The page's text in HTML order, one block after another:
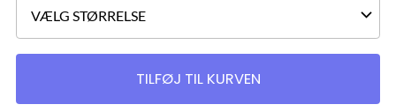
TILFØJ TIL KURVEN